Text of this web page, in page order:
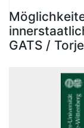
Statistiken
GATS /